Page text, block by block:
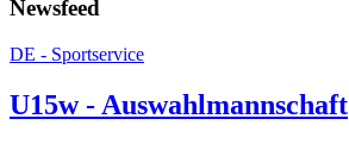
Newsfeed
DE - Sportservice
U15w - Auswahlmannschaft